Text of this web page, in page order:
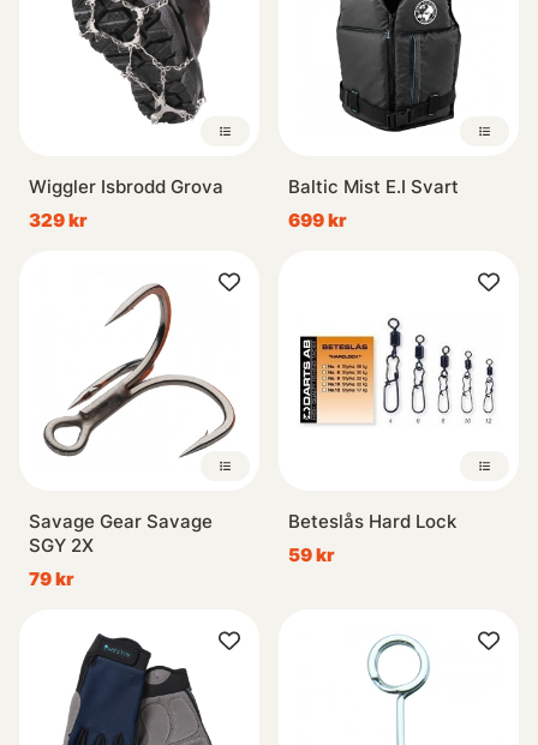
Wiggler Isbrodd Grova
329 kr
Baltic Mist E.I Svart
699 kr
Savage Gear Savage
SGY 2X
79 kr
Beteslås Hard Lock
59 kr